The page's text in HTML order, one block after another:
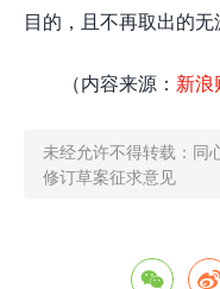
目的，且不再取出的无
（内容来源： 新浪
未经允许不得转载： 同
修订草案征求意见
 